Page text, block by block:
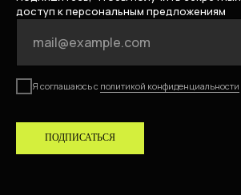
Я соглашаюсь с политикой конфиденциальности
ПОДПИСАТЬСЯ
доступ к персональным предложениям